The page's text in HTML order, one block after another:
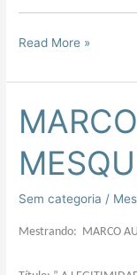
Read More »
Sem categoria /
Mestrando: MARCO
MARCO
AURÉLIO
MESQUITA
FERREIRA